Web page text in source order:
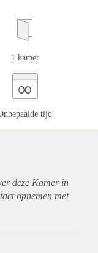
1 kamer
∞
tijd
deze Kamer in
opnemen met